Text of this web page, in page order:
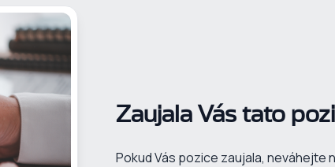
Zaujala Vás tato
Pokud Vás pozice zaujala,